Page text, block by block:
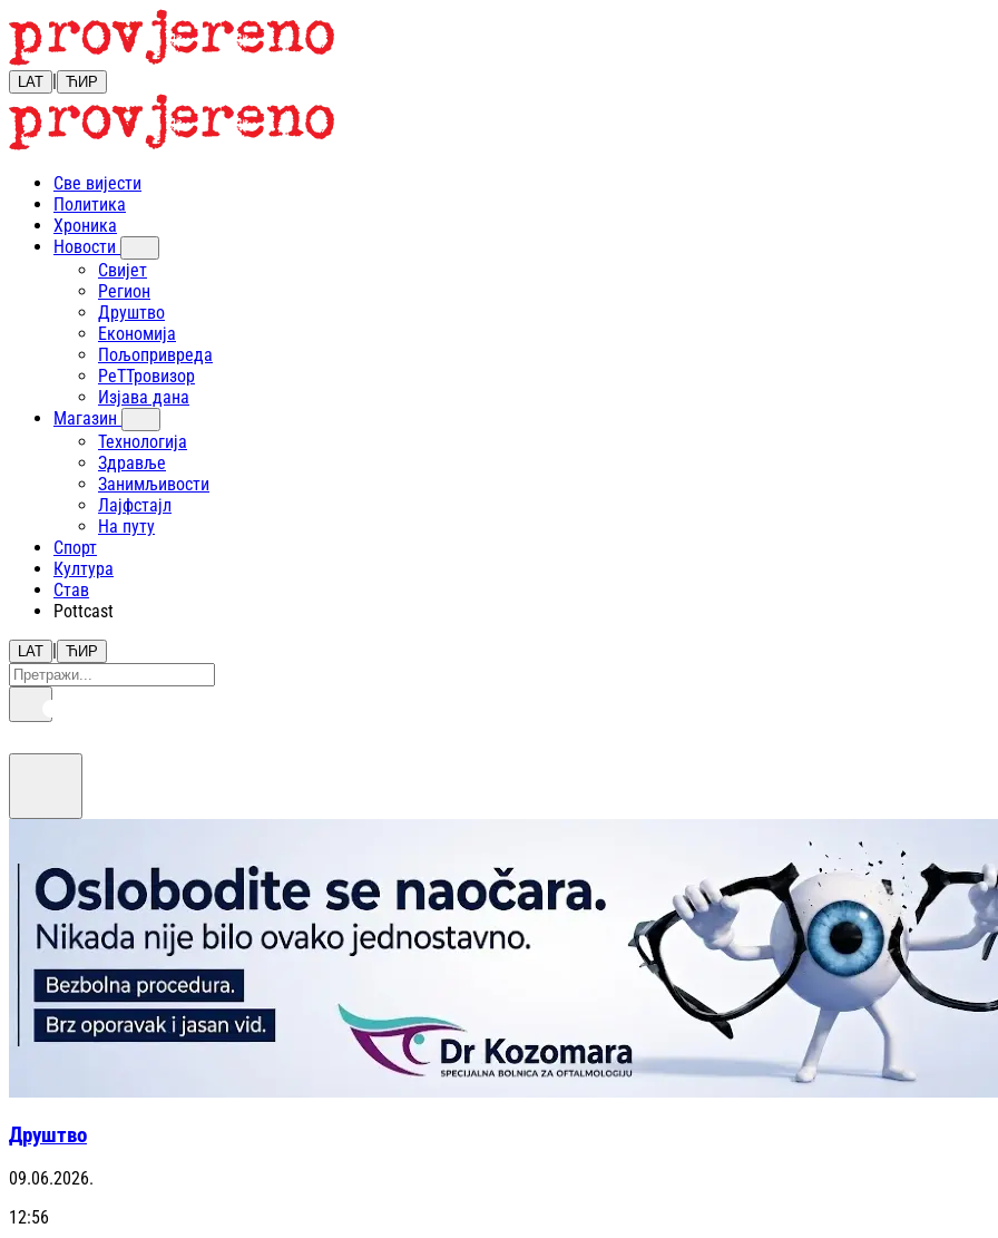
LAT | ЋИР
Све вијести
Политика
Хроника
Новости
Свијет
Регион
Друштво
Економија
Пољопривреда
РеТТровизор
Изјава дана
Магазин
Технологија
Здравље
Занимљивости
Лајфстajл
На путу
Спорт
Култура
Став
Pottcast
LAT | ЋИР
Друштво
09.06.2026.
12:56